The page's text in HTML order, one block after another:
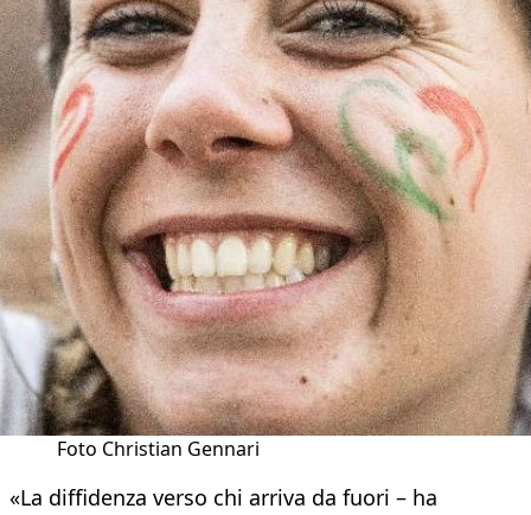
Foto Christian Gennari
«La diffidenza verso chi arriva da fuori – ha